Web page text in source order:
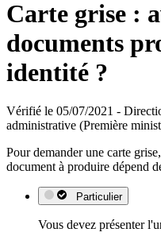
Carte grise :
documents
identité ?
Vérifié le 05/07/2021 -
administrative (Première
Pour demander une carte
document à produire dépend
Particulier
Vous devez présenter